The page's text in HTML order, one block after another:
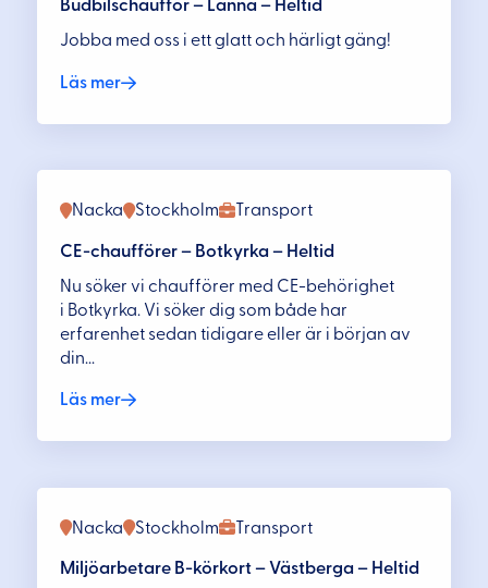
Budbilschaufför – Länna – Heltid
Jobba med oss i ett glatt och härligt gäng!
Läs mer
Transport
Nacka Stockholm
CE-chaufförer – Botkyrka – Heltid
Nu söker vi chaufförer med CE-behörighet
i Botkyrka. Vi söker dig som både har
erfarenhet sedan tidigare eller är i början av
din...
Läs mer
Transport
Nacka Stockholm
Miljöarbetare B-körkort – Västberga – Heltid